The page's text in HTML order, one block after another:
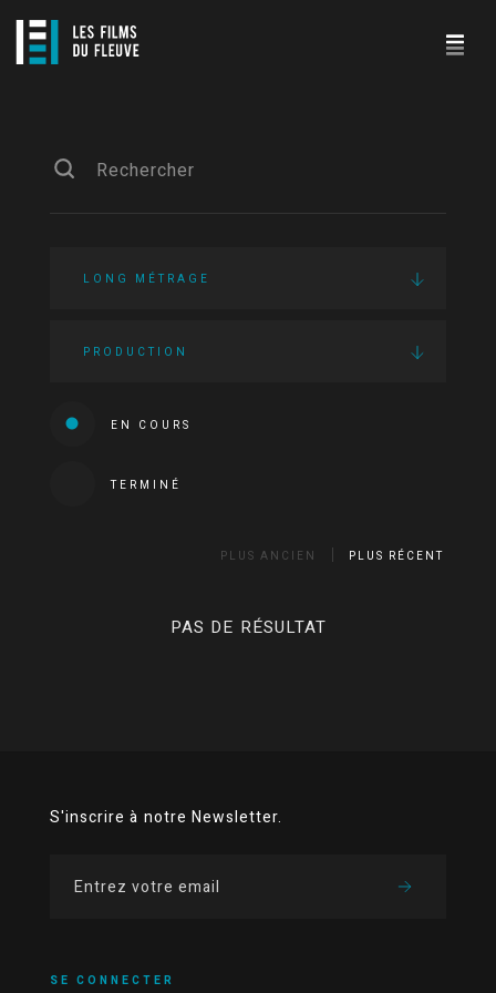
LONG MÉTRAGE
PRODUCTION
EN COURS
TERMINÉ
PLUS ANCIEN PLUS RÉCENT
PAS DE RÉSULTAT
S'inscrire à notre Newsletter.
SE CONNECTER